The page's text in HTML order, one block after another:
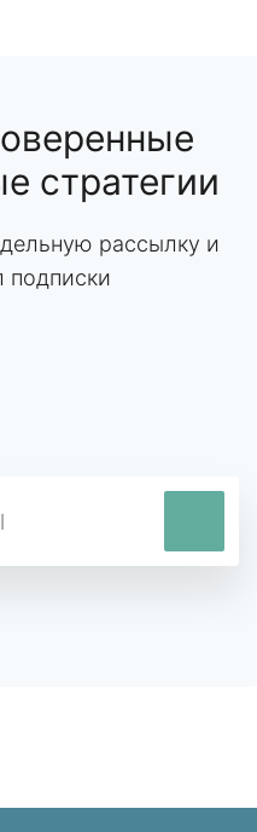
стратегии
рассылку и
подписки